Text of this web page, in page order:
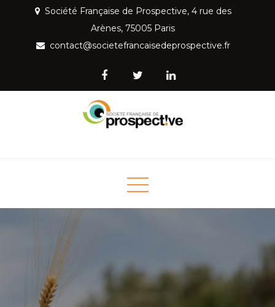
content
Société Française de Prospective, 4 rue des
Arènes, 75005 Paris
contact@societefrancaisedeprospective.fr
Prospective